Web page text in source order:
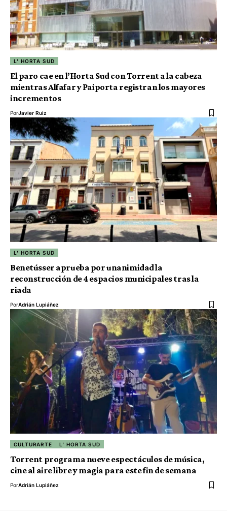
L' HORTA SUD
El paro cae en l’Horta Sud con Torrent a la cabeza
mientras Alfafar y Paiporta registran los mayores
incrementos
PorJavier Ruiz
L' HORTA SUD
Benetússer aprueba por unanimidad la
reconstrucción de 4 espacios municipales tras la
riada
PorAdrián Lupiáñez
CULTURARTE L' HORTA SUD
Torrent programa nueve espectáculos de música,
cine al aire libre y magia para este fin de semana
PorAdrián Lupiáñez